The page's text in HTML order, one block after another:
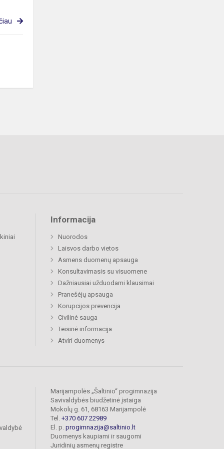
Informacija
Nuorodos
Laisvos darbo vietos
Asmens duomenų apsauga
Konsultavimasis su visuomene
Dažniausiai užduodami klausimai
Pranešėjų apsauga
Korupcijos prevencija
Civilinė sauga
Teisinė informacija
Atviri duomenys
Marijampolės „Šaltinio“ progimnazija
Savivaldybės biudžetinė įstaiga
Mokolų g. 61, 68163 Marijampolė
Tel. +370 607 22989
El. p. progimnazija@saltinio.lt
Duomenys kaupiami ir saugomi
Juridinių asmenų registre